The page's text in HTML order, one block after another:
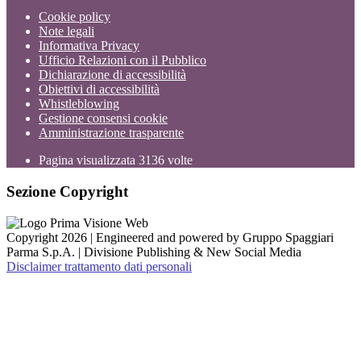
Cookie policy
Note legali
Informativa Privacy
Ufficio Relazioni con il Pubblico
Dichiarazione di accessibilità
Obiettivi di accessibilità
Whistleblowing
Gestione consensi cookie
Amministrazione trasparente
Pagina visualizzata 3136 volte
Sezione Copyright
Copyright 2026 | Engineered and powered by Gruppo Spaggiari
Parma S.p.A. | Divisione Publishing & New Social Media
Disclaimer trattamento dati personali